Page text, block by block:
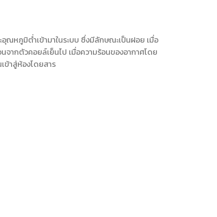
ณหภูมิต่ำเข้ามาในระบบ ซึ่งมีลักษณะเป็นฝอย เมื่อ
จากตัวคอยล์เย็นไป เมื่อความร้อนของอากาศโดย
ข้าสู่ห้องโดยสาร